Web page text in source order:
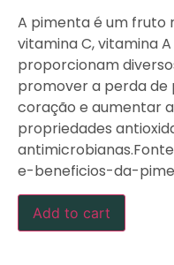
A pimenta é um fruto
vitamina C, vitamina
proporcionam
promover a perda de
coração e aumentar
propriedades
e-beneficios-da-
Add to cart